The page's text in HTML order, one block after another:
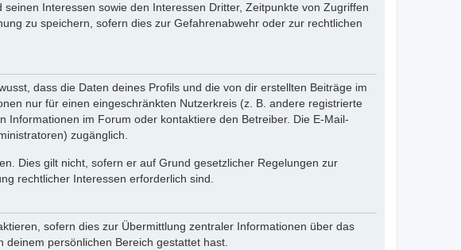
Interessen sowie den Interessen Dritter, Zeitpunkte von Zugriffen
zu speichern, sofern dies zur Gefahrenabwehr oder zur rechtlichen
dass die Daten deines Profils und die von dir erstellten Beiträge im
nur für einen eingeschränkten Nutzerkreis (z. B. andere registrierte
im Forum oder kontaktiere den Betreiber. Die E-Mail-
zugänglich.
Dies gilt nicht, sofern er auf Grund gesetzlicher Regelungen zur
rechtlicher Interessen erforderlich sind.
sofern dies zur Übermittlung zentraler Informationen über das
persönlichen Bereich gestattet hast.